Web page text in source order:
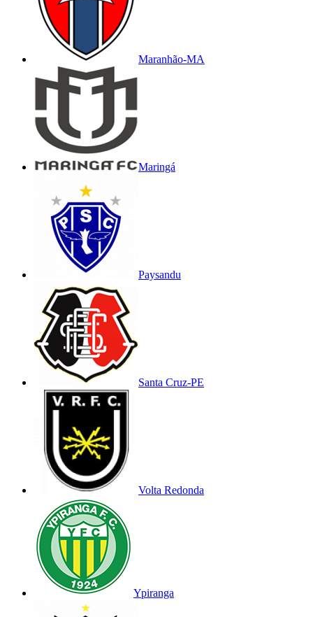
Maranhão-MA
Maringá
Paysandu
Santa Cruz-PE
Volta Redonda
Ypiranga